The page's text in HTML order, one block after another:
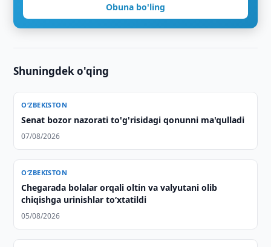
Obuna bo'ling
Shuningdek o'qing
O‘ZBEKISTON
Senat bozor nazorati to'g'risidagi qonunni ma'qulladi
07/08/2026
O‘ZBEKISTON
Chegarada bolalar orqali oltin va valyutani olib
chiqishga urinishlar to‘xtatildi
05/08/2026